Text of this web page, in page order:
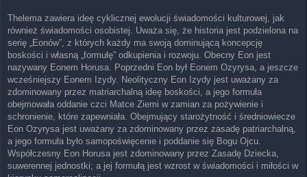
Thelema zawiera ideę cyklicznej ewolucji świadomości kulturowej, jak
również świadomości osobistej. Uważa się, że historia jest podzielona na
serię „Eonów”, z których każdy ma swoją dominującą koncepcję
boskości i własną „formułę” odkupienia i rozwoju. Obecny Eon jest
nazywany Eonem Horusa. Poprzedni Eon był Eonem Ozyrysa, a jeszcze
wcześniejszy Eonem Izydy. Neolityczny Eon Izydy jest uważany za
zdominowany przez matriarchalną ideę boskości, a jego formuła
obejmowała oddanie czci Matce Ziemi w zamian za pożywienie i
schronienie, które zapewniała. Obejmujący starożytność i średniowiecze
Eon Ozyrysa jest uważany za zdominowany przez zasadę patriarchalną,
a jego formuła było samopoświęcenie i poddanie się Bogu Ojcu.
Współczesny Eon Horusa jest zdominowany przez Zasadę Dziecka,
suwerennej jednostki; a jej formułą jest wzrost w świadomości i miłości w